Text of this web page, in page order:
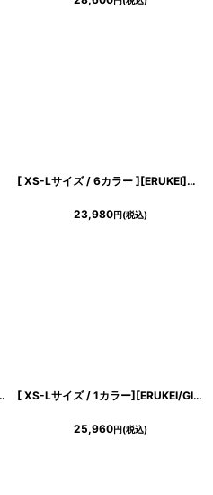
[ XS-Lサイズ / 6カラー ][ERUKEI]首元フリル・ウエストマーク・アメリカンスリーブ・ティアード・Aライン・ミニドレス・ワンピース[黒木麗奈着用][送料無料]
23,980円(税込)
ブ・インナーミニ・Aライン・ロングドレス[送料無料] [ XS-Lサイズ / 1カラー][ERUKEI/GINZA COUTURE]ドット柄・スパンコール・ラインストーン・ポケット・ノースリーブ・Aライン・ミニドレス・ワンピース[送料無料]
25,960円(税込)